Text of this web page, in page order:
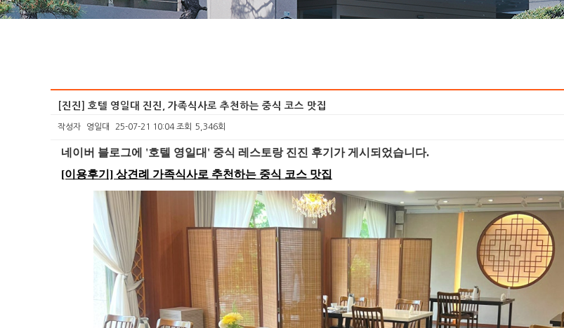
[진진] 호텔 영일대 진진, 가족식사로 추천하는 중식 코스 맛집
작성자 영일대 25-07-21 10:04조회 5,346회
네이버 블로그에 '호텔 영일대' 중식 레스토랑 진진 후기가 게시되었습니다.
[이용후기] 상견례 가족식사로 추천하는 중식 코스 맛집